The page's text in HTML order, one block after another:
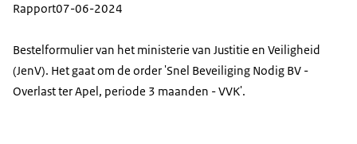
Rapport07-06-2024
Bestelformulier van het ministerie van Justitie en Veiligheid
(JenV). Het gaat om de order 'Snel Beveiliging Nodig BV -
Overlast ter Apel, periode 3 maanden - VVK'.